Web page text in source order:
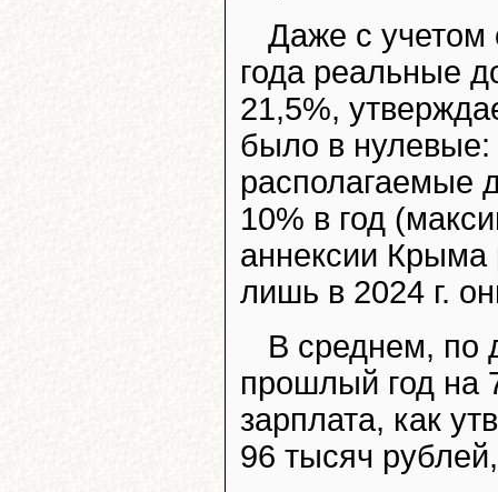
Даже с учетом
года реальные
21,5%,
было в нулевые:
располагаемые
10% в год
аннексии Крыма
лишь в 2024 г.
В среднем, по
прошлый год на
зарплата, как
96 тысяч